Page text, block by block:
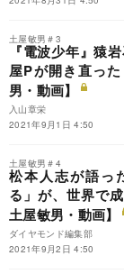
土屋敏男＃3
『電波少年』猿
屋Pが開き直っ
男・動画】
入山章栄
2021年9月1日 4:50
土屋敏男＃4
松本人志が語っ
る」が、世界で
土屋敏男・動画】
ダイヤモンド編集部
2021年9月2日 4:50